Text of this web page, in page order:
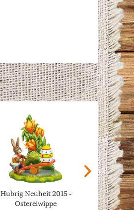
Hubrig Neuheit 2015 -
Ostereiwippe